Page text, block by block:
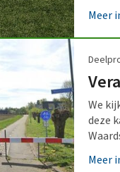
Meer
We
deze
Meer